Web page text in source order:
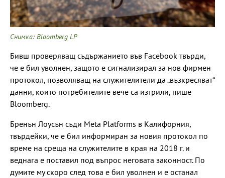
Снимка: Bloomberg LP
Бивш проверяващ съдържанието във Facebook твърди,
че е бил уволнен, защото е сигнализирал за нов фирмен
протокол, позволяващ на служителители да „възкресяват“
данни, които потребителите вече са изтрили, пише
Bloomberg.
Бренън Лоусън съди Meta Platforms в Калифорния,
твърдейки, че е бил информиран за новия протокол по
време на среща на служителите в края на 2018 г. и
веднага е поставил под въпрос неговата законност. По
думите му скоро след това е бил уволнен и е останал